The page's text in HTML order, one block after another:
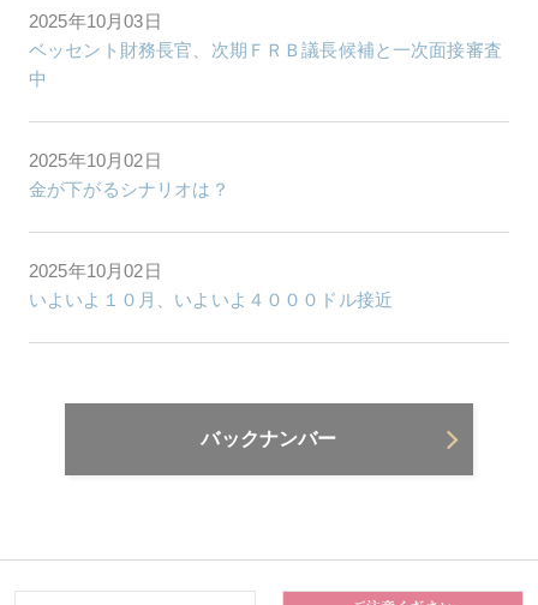
2025年10月03日
ベッセント財務長官、次期ＦＲＢ議長候補と一次面接審査
中
2025年10月02日
金が下がるシナリオは？
2025年10月02日
いよいよ１０月、いよいよ４０００ドル接近
バックナンバー